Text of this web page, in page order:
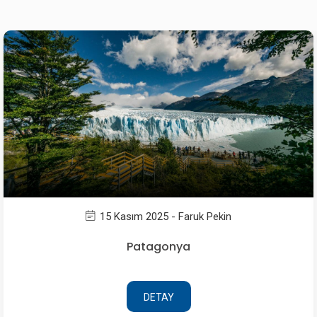
15 Kasım 2025 - Faruk Pekin
Patagonya
DETAY